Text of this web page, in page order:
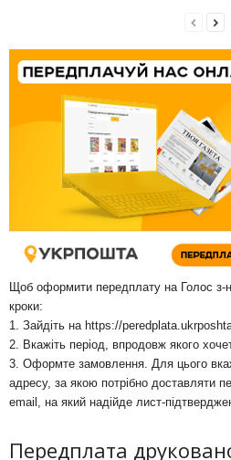
Щоб оформити передплату на Голос з-
кроки:
1. Зайдіть на https://
2. Вкажіть період, впродовж якого
3. Оформте замовлення. Для цього
адресу, за якою потрібно доставляти
email, на який надійде лист-
Передплата